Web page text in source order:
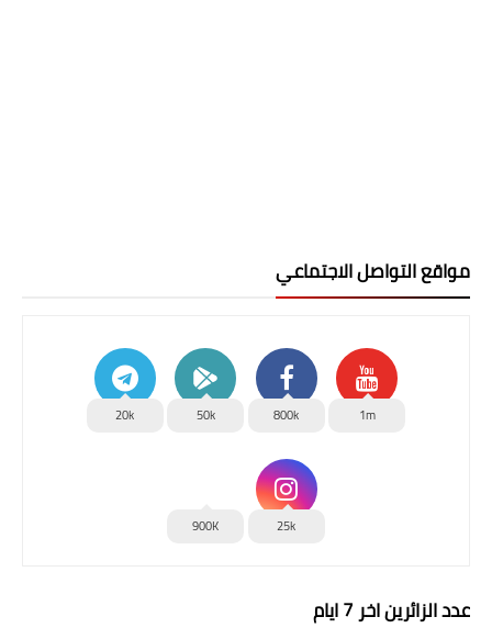
مواقع التواصل الاجتماعي
1m
800k
50k
20k
25k
900K
عدد الزائرين اخر 7 ايام